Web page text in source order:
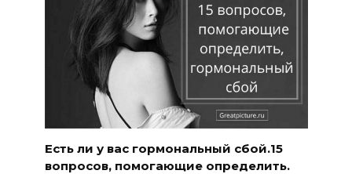
Есть ли у вас гормональный сбой.15
вопросов, помогающие определить.